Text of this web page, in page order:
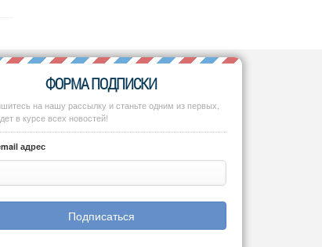
ФОРМА ПОДПИСКИ
на нашу рассылку и станьте одним из первых,
в курсе всех новостей!
адрес
Подписаться